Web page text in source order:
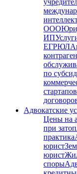
ООО
ИП
ЕГРЮЛ
по
Адвокатские
Цены на
при
практика
юрист
юрист
споры